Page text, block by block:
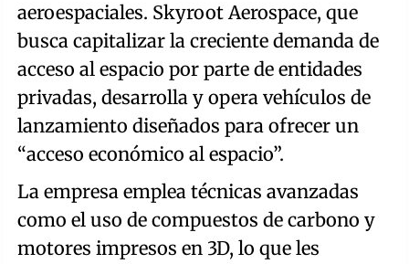
aeroespaciales. Skyroot Aerospace, que
busca capitalizar la creciente demanda de
acceso al espacio por parte de entidades
privadas, desarrolla y opera vehículos de
lanzamiento diseñados para ofrecer un
“acceso económico al espacio”.
La empresa emplea técnicas avanzadas
como el uso de compuestos de carbono y
motores impresos en 3D, lo que les